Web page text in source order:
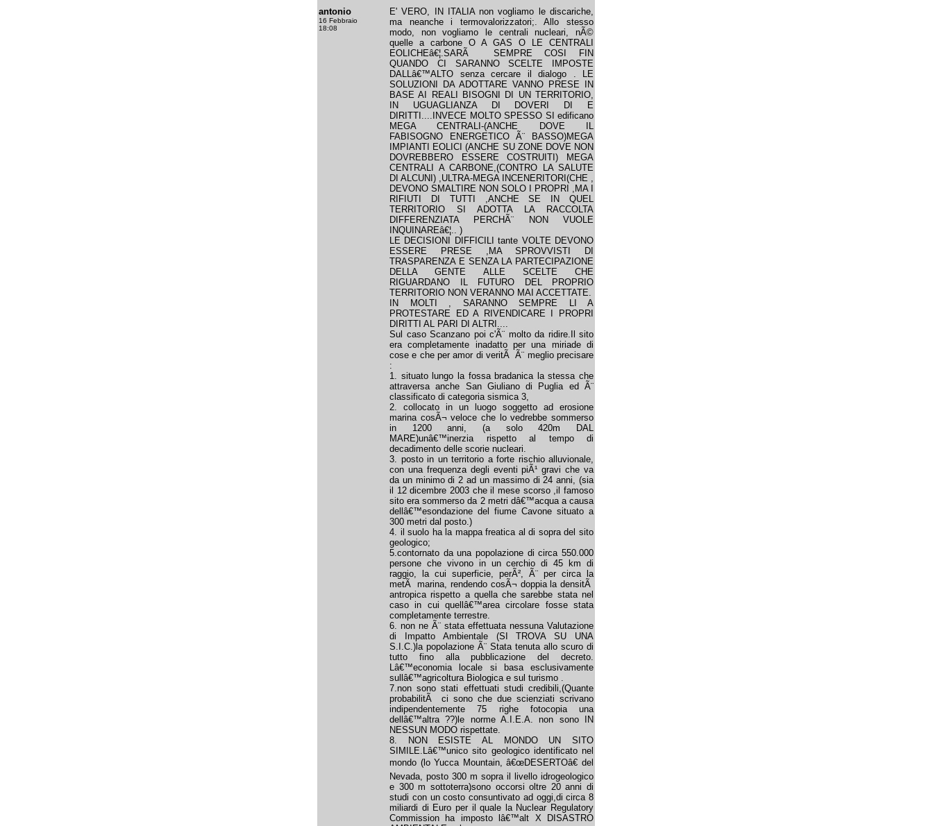
antonio
16 Febbraio
18:08
E' VERO, IN ITALIA non vogliamo le discariche,
ma neanche i termovalorizzatori;. Allo stesso
modo, non vogliamo le centrali nucleari, nÃ©
quelle a carbone O A GAS O LE CENTRALI
EOLICHEâ€¦.SARÃ SEMPRE COSI FIN
QUANDO CI SARANNO SCELTE IMPOSTE
DALLâ€™ALTO senza cercare il dialogo . LE
SOLUZIONI DA ADOTTARE VANNO PRESE IN
BASE AI REALI BISOGNI DI UN TERRITORIO,
IN UGUAGLIANZA DI DOVERI DI E
DIRITTI....INVECE MOLTO SPESSO SI edificano
MEGA CENTRALI-(ANCHE DOVE IL
FABISOGNO ENERGETICO Ã¨ BASSO)MEGA
IMPIANTI EOLICI (ANCHE SU ZONE DOVE NON
DOVREBBERO ESSERE COSTRUITI) MEGA
CENTRALI A CARBONE,(CONTRO LA SALUTE
DI ALCUNI) ,ULTRA-MEGA INCENERITORI(CHE ,
DEVONO SMALTIRE NON SOLO I PROPRI ,MA I
RIFIUTI DI TUTTI ,ANCHE SE IN QUEL
TERRITORIO SI ADOTTA LA RACCOLTA
DIFFERENZIATA PERCHÃ¨ NON VUOLE
INQUINAREâ€¦.. )
LE DECISIONI DIFFICILI tante VOLTE DEVONO
ESSERE PRESE ,MA SPROVVISTI DI
TRASPARENZA E SENZA LA PARTECIPAZIONE
DELLA GENTE ALLE SCELTE CHE
RIGUARDANO IL FUTURO DEL PROPRIO
TERRITORIO NON VERANNO MAI ACCETTATE.
IN MOLTI , SARANNO SEMPRE LI A
PROTESTARE ED A RIVENDICARE I PROPRI
DIRITTI AL PARI DI ALTRI....
Sul caso Scanzano poi c'Ã¨ molto da ridire.Il sito
era completamente inadatto per una miriade di
cose e che per amor di veritÃ Ã¨ meglio precisare
:
1. situato lungo la fossa bradanica la stessa che
attraversa anche San Giuliano di Puglia ed Ã¨
classificato di categoria sismica 3,
2. collocato in un luogo soggetto ad erosione
marina cosÃ¬ veloce che lo vedrebbe sommerso
in 1200 anni, (a solo 420m DAL
MARE)unâ€™inerzia rispetto al tempo di
decadimento delle scorie nucleari.
3. posto in un territorio a forte rischio alluvionale,
con una frequenza degli eventi piÃ¹ gravi che va
da un minimo di 2 ad un massimo di 24 anni, (sia
il 12 dicembre 2003 che il mese scorso ,il famoso
sito era sommerso da 2 metri dâ€™acqua a causa
dellâ€™esondazione del fiume Cavone situato a
300 metri dal posto.)
4. il suolo ha la mappa freatica al di sopra del sito
geologico;
5.contornato da una popolazione di circa 550.000
persone che vivono in un cerchio di 45 km di
raggio, la cui superficie, perÃ², Ã¨ per circa la
metÃ marina, rendendo cosÃ¬ doppia la densitÃ
antropica rispetto a quella che sarebbe stata nel
caso in cui quellâ€™area circolare fosse stata
completamente terrestre.
6. non ne Ã¨ stata effettuata nessuna Valutazione
di Impatto Ambientale (SI TROVA SU UNA
S.I.C.)la popolazione Ã¨ Stata tenuta allo scuro di
tutto fino alla pubblicazione del decreto.
Lâ€™economia locale si basa esclusivamente
sullâ€™agricoltura Biologica e sul turismo .
7.non sono stati effettuati studi credibili,(Quante
probabilitÃ ci sono che due scienziati scrivano
indipendentemente 75 righe fotocopia una
dellâ€™altra ??)le norme A.I.E.A. non sono IN
NESSUN MODO rispettate.
8. NON ESISTE AL MONDO UN SITO
SIMILE.Lâ€™unico sito geologico identificato nel
mondo (lo Yucca Mountain, â€œDESERTOâ€ del
Nevada, posto 300 m sopra il livello idrogeologico
e 300 m sottoterra)sono occorsi oltre 20 anni di
studi con un costo consuntivato ad oggi,di circa 8
miliardi di Euro per il quale la Nuclear Regulatory
Commission ha imposto lâ€™alt X DISASTRO